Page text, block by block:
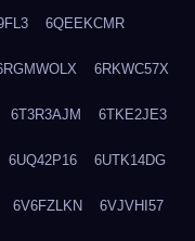
6QEEKCMR
6RKWC57X
6T3R3AJM 6TKE2JE3
6UQ42P16 6UTK14DG
6V6FZLKN 6VJVHI57